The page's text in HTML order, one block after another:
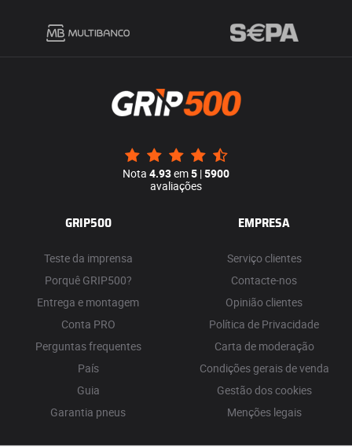
Nota 4.93em5 |5900
avaliações
GRIP500
Teste da imprensa
Porquê GRIP500?
Entrega e montagem
Conta PRO
Perguntas frequentes
País
Guia
Garantia pneus
EMPRESA
Serviço clientes
Contacte-nos
Opinião clientes
Política de Privacidade
Carta de moderação
Condições gerais de venda
Gestão dos cookies
Menções legais